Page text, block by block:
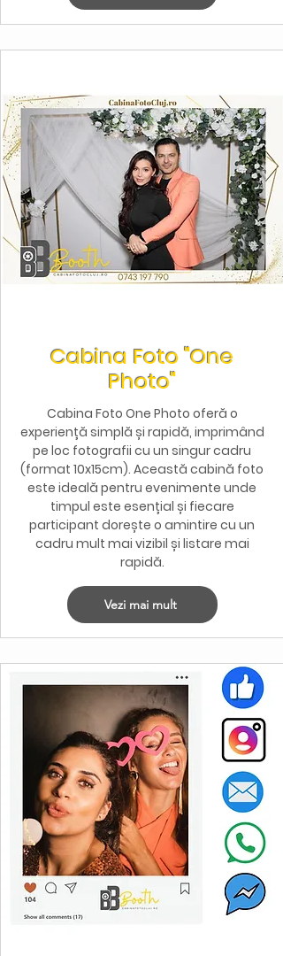
Cabina Foto "One
Photo"
Cabina Foto One Photo oferă o
experiență simplă și rapidă, imprimând
pe loc fotografii cu un singur cadru
(format 10x15cm). Această cabină foto
este ideală pentru evenimente unde
timpul este esențial și fiecare
participant dorește o amintire cu un
cadru mult mai vizibil și listare mai
rapidă.
Vezi mai mult